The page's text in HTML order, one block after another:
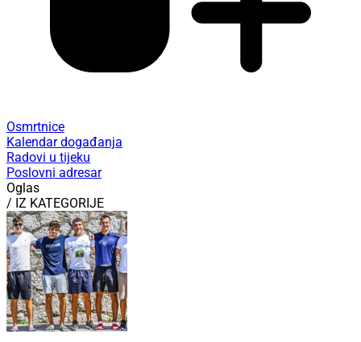
Osmrtnice
Kalendar događanja
Radovi u tijeku
Poslovni adresar
Oglas
/ IZ KATEGORIJE